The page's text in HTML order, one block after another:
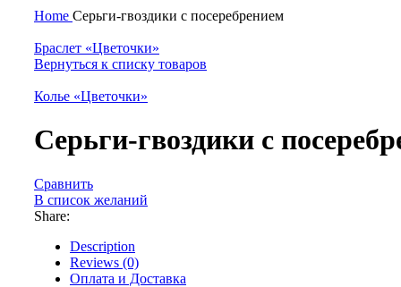
Home Серьги-гвоздики c посеребрением
Браслет «Цветочки»
Вернуться к списку товаров
Колье «Цветочки»
Серьги-гвоздики c
Сравнить
В список желаний
Share:
Description
Reviews (0)
Оплата и Доставка